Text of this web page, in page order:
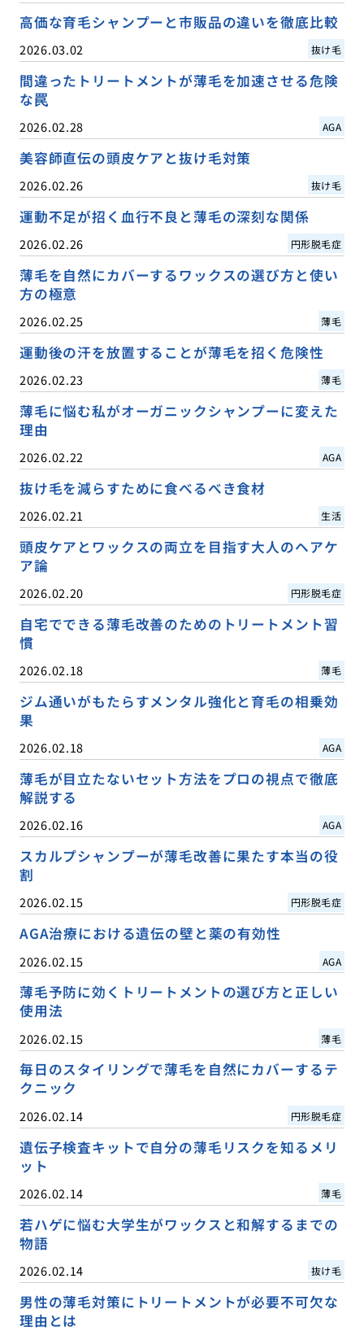
高価な育毛シャンプーと市販品の違いを徹底比較
2026.03.02 抜け毛
間違ったトリートメントが薄毛を加速させる危険
な罠
2026.02.28 AGA
美容師直伝の頭皮ケアと抜け毛対策
2026.02.26 抜け毛
運動不足が招く血行不良と薄毛の深刻な関係
2026.02.26 円形脱毛症
薄毛を自然にカバーするワックスの選び方と使い
方の極意
2026.02.25 薄毛
運動後の汗を放置することが薄毛を招く危険性
2026.02.23 薄毛
薄毛に悩む私がオーガニックシャンプーに変えた
理由
2026.02.22 AGA
抜け毛を減らすために食べるべき食材
2026.02.21 生活
頭皮ケアとワックスの両立を目指す大人のヘアケ
ア論
2026.02.20 円形脱毛症
自宅でできる薄毛改善のためのトリートメント習
慣
2026.02.18 薄毛
ジム通いがもたらすメンタル強化と育毛の相乗効
果
2026.02.18 AGA
薄毛が目立たないセット方法をプロの視点で徹底
解説する
2026.02.16 AGA
スカルプシャンプーが薄毛改善に果たす本当の役
割
2026.02.15 円形脱毛症
AGA治療における遺伝の壁と薬の有効性
2026.02.15 AGA
薄毛予防に効くトリートメントの選び方と正しい
使用法
2026.02.15 薄毛
毎日のスタイリングで薄毛を自然にカバーするテ
クニック
2026.02.14 円形脱毛症
遺伝子検査キットで自分の薄毛リスクを知るメリ
ット
2026.02.14 薄毛
若ハゲに悩む大学生がワックスと和解するまでの
物語
2026.02.14 抜け毛
男性の薄毛対策にトリートメントが必要不可欠な
理由とは